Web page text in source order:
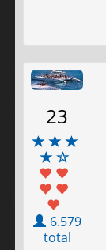
23
6.579
total